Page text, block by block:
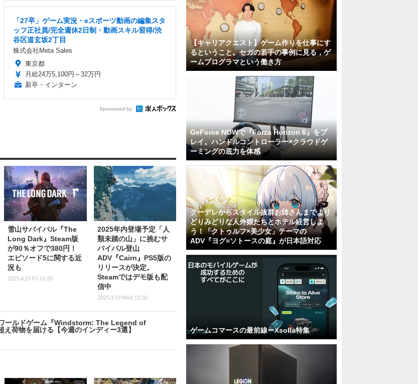
「27卒」ゲーム実況・eスポーツ動画の編集スタ
ッフ正社員/完全週休2日制・動画スキル習得/渋
谷区道玄坂2丁目
株式会社Meta Sales
東京都
月給24万5,100円～32万円
新卒・インターン
Sponsored by
雪山サバイバル『The
Long Dark』Steam版
が90％オフで380円！
エピソード5に関する近
況も
2025.4.25 Fri 16:20
2025年内登場予定「人
類未踏の山」に挑むサ
バイバル登山
ADV『Cairn』PS5版の
リリースが決定。
Steamではデモ版も配
信中
2025.3.19 Wed 12:30
ールドゲーム『Windstorm: The Legend of
荷物を届ける【今週のインディー3選】
【キャリアクエスト】ゲーム作りを仕事にす
るということ。セガの若手の事例に見る，ゲ
ームプログラマという働き方
GeForce NOWで『Forza Horizon 6』をプ
レイ。ハンドルコントローラー×クラウドゲ
ーミングの底力を体感
クーデレからスタイル抜群お姉さんまでより
どりみどりな人外娘たちとホテル経営しよ
う！「クトゥルフ×美少女」テーマの
ADV『ヨグ=ソトースの庭』が日本語対応
ゲームコマースの最前線ーXsolla特集